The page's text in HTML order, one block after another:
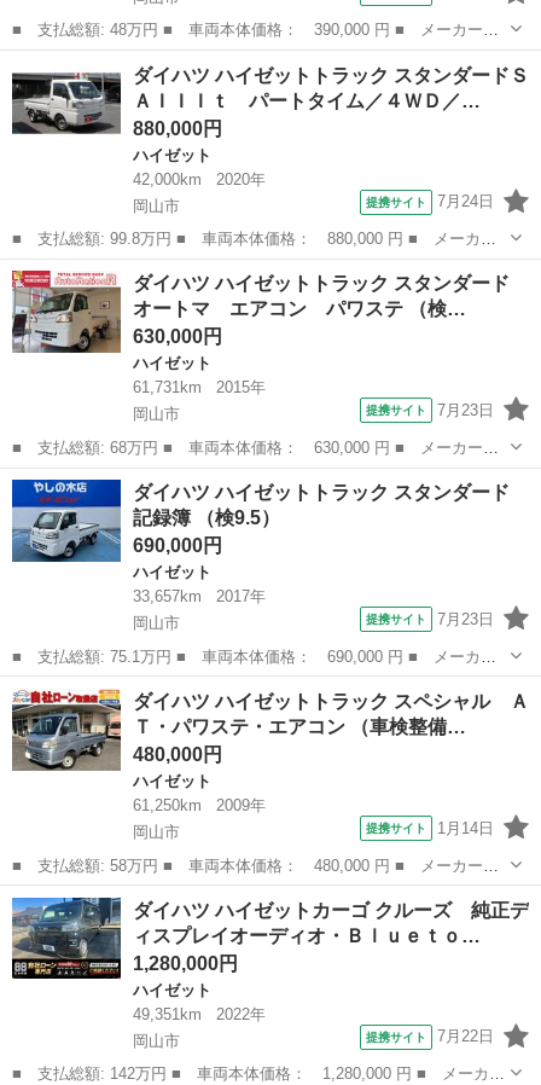
■ 支払総額: 48万円 ■ 車両本体価格： 390,000 円 ■ メーカー
名： ダイハツ ■ 車種名： ハイゼットトラック ■ グレード
名： オーバーフェンダー・デイトナホイール・フロントスポイラ
ー・ワイパーパネルチ...
ハイゼット
ダイハツ ハイゼットトラック スタンダードＳ
ＡＩＩＩｔ パートタイム／４ＷＤ／…
880,000円
ハイゼット
42,000km
2020年
岡山市
提携サイト 7月24日
■ 支払総額: 99.8万円 ■ 車両本体価格： 880,000 円 ■ メーカー
名： ダイハツ ■ 車種名： ハイゼットトラック ■ グレード
名： スタンダードＳＡＩＩＩｔ パートタイム／４ＷＤ／ブレーキ
サポート／メモリ...
岡山 岡山市 ハイゼット
ダイハツ ハイゼットトラック スタンダード
オートマ エアコン パワステ （検…
630,000円
ハイゼット
61,731km
2015年
岡山市
提携サイト 7月23日
■ 支払総額: 68万円 ■ 車両本体価格： 630,000 円 ■ メーカー
名： ダイハツ ■ 車種名： ハイゼットトラック ■ グレード
名： スタンダード オートマ エアコン パワステ ■ 排気量：
660cc ■ ド...
岡山 岡山市 ハイゼット
ダイハツ ハイゼットトラック スタンダード
記録簿 （検9.5）
690,000円
ハイゼット
33,657km
2017年
岡山市
提携サイト 7月23日
■ 支払総額: 75.1万円 ■ 車両本体価格： 690,000 円 ■ メーカー
名： ダイハツ ■ 車種名： ハイゼットトラック ■ グレード
名： スタンダード 記録簿 ■ 排気量： 660cc ■ ドア枚数：
2D ■...
岡山 岡山市 ハイゼット
ダイハツ ハイゼットトラック スペシャル Ａ
Ｔ・パワステ・エアコン （車検整備…
480,000円
ハイゼット
61,250km
2009年
岡山市
提携サイト 1月14日
■ 支払総額: 58万円 ■ 車両本体価格： 480,000 円 ■ メーカー
名： ダイハツ ■ 車種名： ハイゼットトラック ■ グレード
名： スペシャル ＡＴ・パワステ・エアコン ■ 排気量： 660cc
■ ドア枚数...
岡山 岡山市 ハイゼット
ダイハツ ハイゼットカーゴ クルーズ 純正デ
ィスプレイオーディオ・Ｂｌｕｅｔｏ…
1,280,000円
ハイゼット
49,351km
2022年
岡山市
提携サイト 7月22日
■ 支払総額: 142万円 ■ 車両本体価格： 1,280,000 円 ■ メーカー